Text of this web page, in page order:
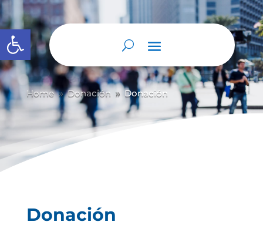
Abrir barra de herramientas
Home 9 Donación 9 Donación
Donación